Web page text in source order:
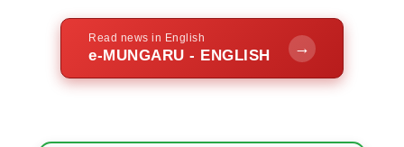
Read news in English
e-MUNGARU - ENGLISH →